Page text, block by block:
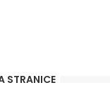
STRANICE